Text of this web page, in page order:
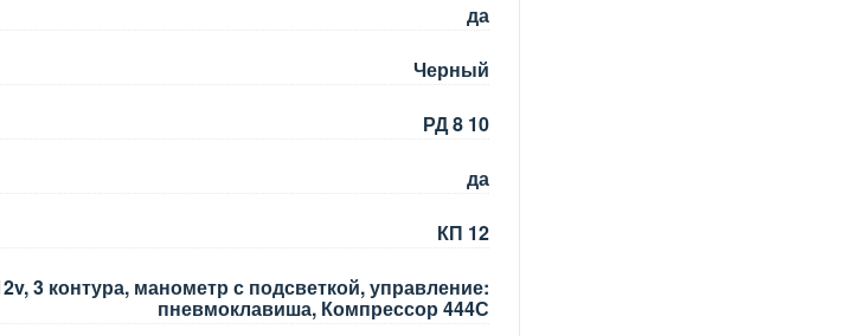
да
Черный
РД 8 10
да
КП 12
3 контура, манометр с подсветкой, управление:
пневмоклавиша, Компрессор 444С